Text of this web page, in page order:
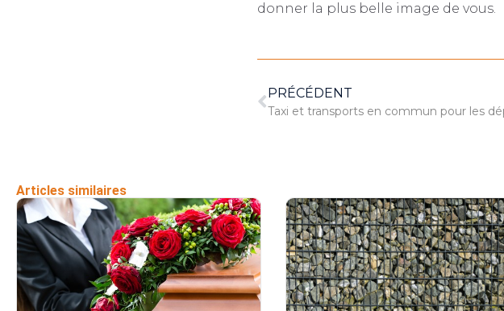
donner la plus belle image de vous.
PRÉCÉDENT
Articles similaires